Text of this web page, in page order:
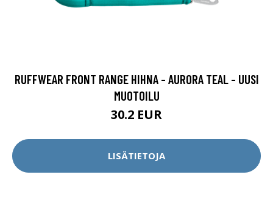
RUFFWEAR FRONT RANGE HIHNA - AURORA TEAL - UUSI
MUOTOILU
30.2 EUR
LISÄTIETOJA